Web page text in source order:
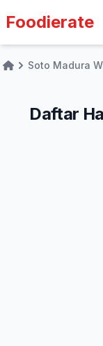
Foodierate
HomeSoto Madura
Daftar